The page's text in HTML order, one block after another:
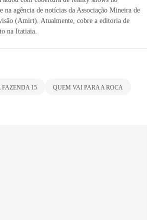
na agência de notícias da Associação Mineira de
(Amirt). Atualmente, cobre a editoria de
na Itatiaia.
FAZENDA 15
QUEM VAI PARA A ROCA